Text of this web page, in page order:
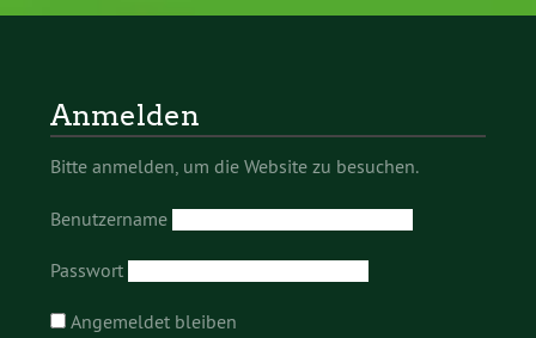
Anmelden
Bitte anmelden, um die Website zu besuchen.
Benutzername
Passwort
Angemeldet bleiben